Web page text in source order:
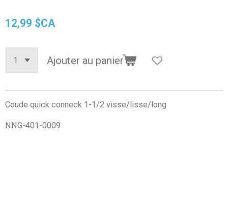
12,99 $CA
Ajouter au panier
Coude quick conneck 1-1/2 visse/lisse/long
NNG-401-0009